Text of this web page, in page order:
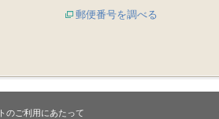
郵便番号を調べる
のご利用にあたって